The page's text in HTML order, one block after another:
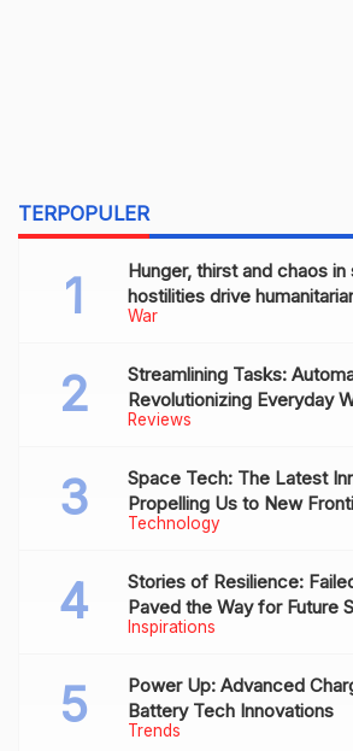
TERPOPULER
War
Hunger, thirst and chaos in
hostilities drive
of collapse
Reviews
Streamlining Tasks:
Revolutionizing Everyday
Technology
Space Tech: The Latest
Propelling Us to New
Inspirations
Stories of Resilience:
Paved the Way for Future
Trends
Power Up: Advanced
Battery Tech Innovations